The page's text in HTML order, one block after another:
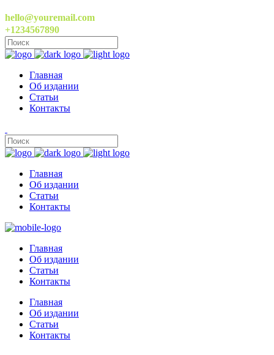
hello@youremail.com
+1234567890
Главная
Об издании
Статьи
Контакты
Главная
Об издании
Статьи
Контакты
Главная
Об издании
Статьи
Контакты
Главная
Об издании
Статьи
Контакты